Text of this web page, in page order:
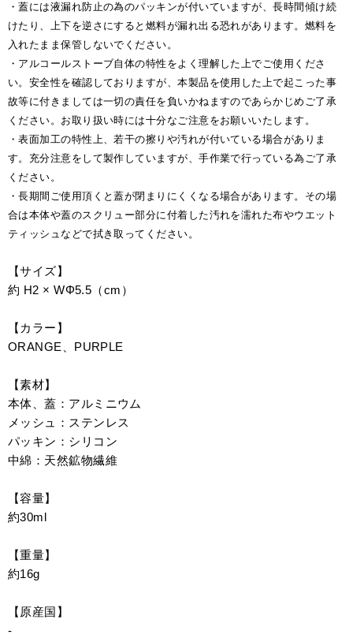
・蓋には液漏れ防止の為のパッキンが付いていますが、長時間傾け続
けたり、上下を逆さにすると燃料が漏れ出る恐れがあります。燃料を
入れたまま保管しないでください。
・アルコールストーブ自体の特性をよく理解した上でご使用くださ
い。安全性を確認しておりますが、本製品を使用した上で起こった事
故等に付きましては一切の責任を負いかねますのであらかじめご了承
ください。お取り扱い時には十分なご注意をお願いいたします。
・表面加工の特性上、若干の擦りや汚れが付いている場合がありま
す。充分注意をして製作していますが、手作業で行っている為ご了承
ください。
・長期間ご使用頂くと蓋が閉まりにくくなる場合があります。その場
合は本体や蓋のスクリュー部分に付着した汚れを濡れた布やウエット
ティッシュなどで拭き取ってください。
【サイズ】
約 H2 × WΦ5.5（cm）
【カラー】
ORANGE、PURPLE
【素材】
本体、蓋：アルミニウム
メッシュ：ステンレス
パッキン：シリコン
中綿：天然鉱物繊維
【容量】
約30ml
【重量】
約16g
【原産国】
-